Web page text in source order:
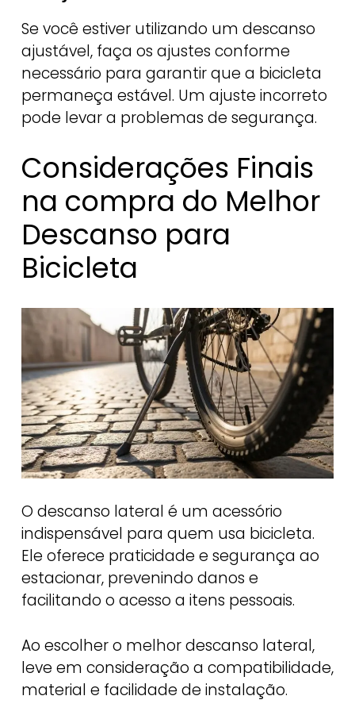
Se você estiver utilizando um descanso
ajustável, faça os ajustes conforme
necessário para garantir que a bicicleta
permaneça estável. Um ajuste incorreto
pode levar a problemas de segurança.
Considerações Finais
na compra do Melhor
Descanso para
Bicicleta
O descanso lateral é um acessório
indispensável para quem usa bicicleta.
Ele oferece praticidade e segurança ao
estacionar, prevenindo danos e
facilitando o acesso a itens pessoais.
Ao escolher o melhor descanso lateral,
leve em consideração a compatibilidade,
material e facilidade de instalação.